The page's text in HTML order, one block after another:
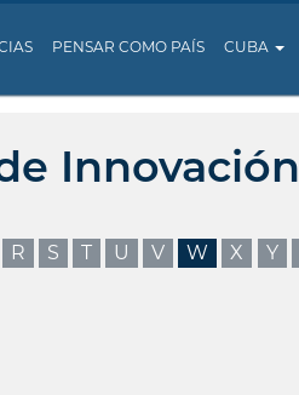
PENSAR COMO PAÍS CUBA
Innovación
R S T U V W X Y